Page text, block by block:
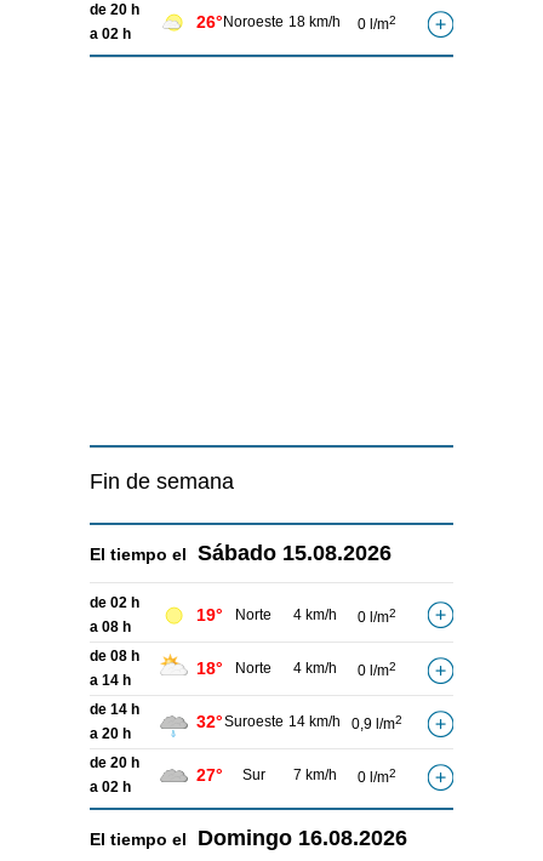
de 20 h
a 02 h
26° Noroeste 18 km/h 0 l/m2
Fin de semana
El tiempo el Sábado 15.08.2026
de 02 h
a 08 h
19° Norte 4 km/h 0 l/m2
de 08 h
a 14 h
18° Norte 4 km/h 0 l/m2
de 14 h
a 20 h
32°Suroeste 14 km/h 0,9 l/m2
de 20 h
a 02 h
27° Sur 7 km/h 0 l/m2
El tiempo el Domingo 16.08.2026